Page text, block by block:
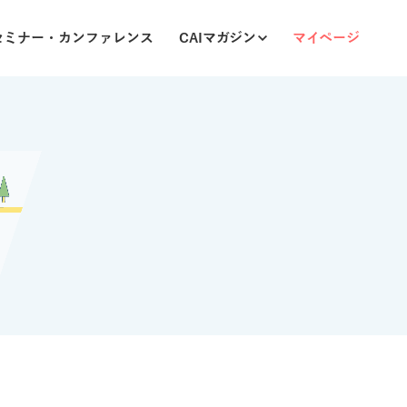
ミナー・カンファレンス CAIマガジン マイページ